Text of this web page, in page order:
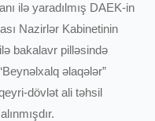
ilə yaradılmış DAEK-in
Nazirlər Kabinetinin
bakalavr pilləsində
əlaqələr”
dövlət ali təhsil